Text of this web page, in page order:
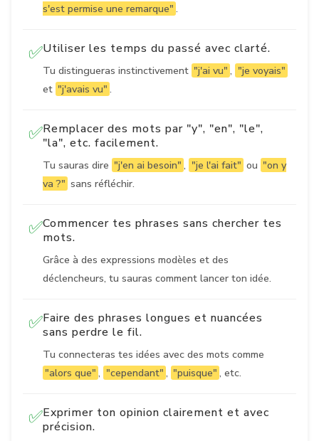
s'est permise une remarque" .
✅Utiliser les temps du passé avec clarté.
Tu distingueras instinctivement "j'ai vu" , "je voyais"
et "j'avais vu" .
✅Remplacer des mots par "y", "en", "le",
"la", etc. facilement.
Tu sauras dire "j'en ai besoin" , "je l'ai fait" ou "on y
va ?" sans réfléchir.
✅Commencer tes phrases sans chercher tes
mots.
Grâce à des expressions modèles et des
déclencheurs, tu sauras comment lancer ton idée.
✅Faire des phrases longues et nuancées
sans perdre le fil.
Tu connecteras tes idées avec des mots comme
"alors que" , "cependant" , "puisque" , etc.
✅Exprimer ton opinion clairement et avec
précision.